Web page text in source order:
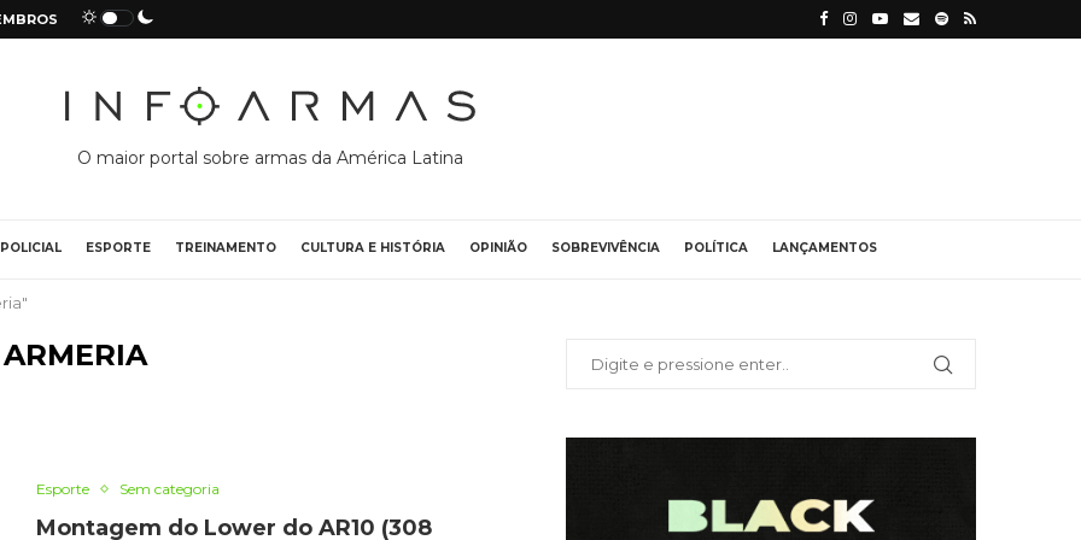
O maior portal sobre armas da América Latina
POLICIAL ESPORTE TREINAMENTO CULTURA E HISTÓRIA OPINIÃO SOBREVIVÊNCIA POLÍTICA LANÇAMENTOS
ARMERIA
Esporte Sem categoria
Montagem do Lower do AR10 (308